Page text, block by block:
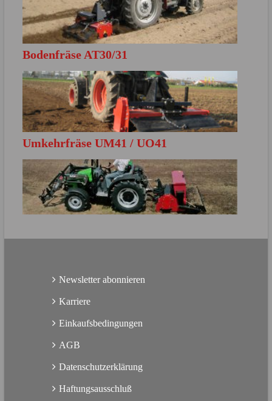
Direkt zur Produktbroschüre
Bodenfräse AT30/31
MEHR ERFAHREN
Direkt zur Produktbroschüre
Umkehrfräse UM41 / UO41
Newsletter abonnieren
Karriere
Einkaufsbedingungen
AGB
Datenschutzerklärung
Haftungsausschluß